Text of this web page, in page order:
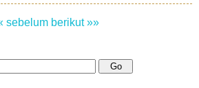
sebelum berikut »»